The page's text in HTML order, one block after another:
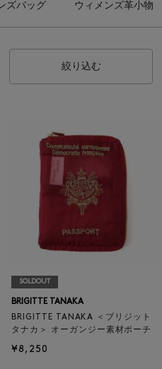
ズバッグ ウィメンズ革小物
絞り込む
SOLDOUT
BRIGITTE TANAKA
BRIGITTE TANAKA ＜ブリジット
タナカ＞ オーガンジー素材ポーチ
¥8,250